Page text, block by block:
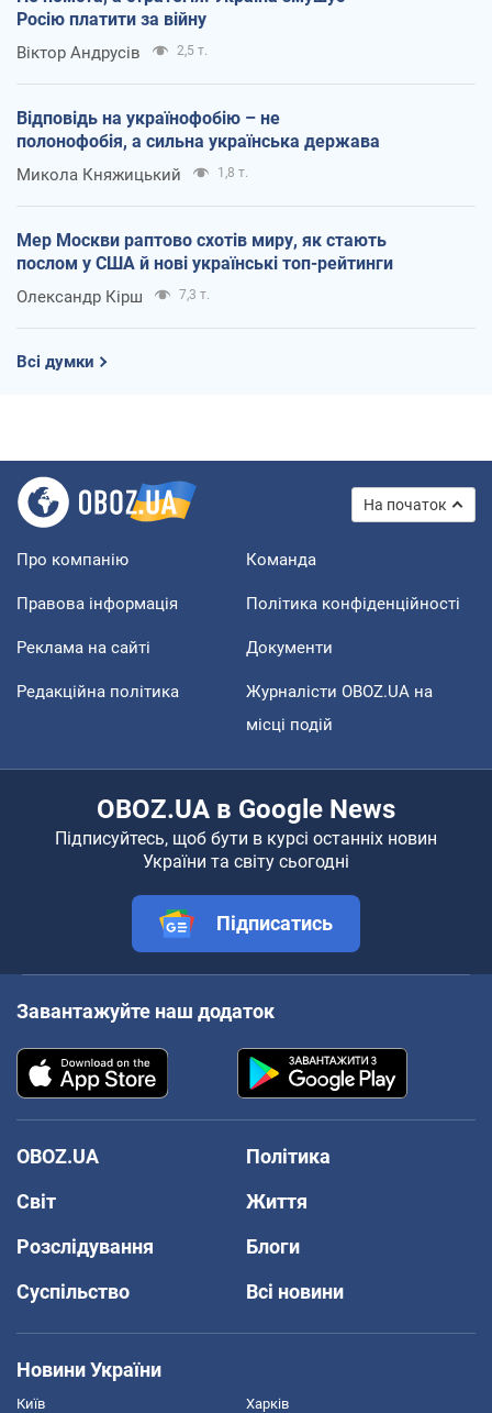
Росію платити за війну
Віктор Андрусів 2,5 т.
Відповідь на українофобію – не
полонофобія, а сильна українська держава
Микола Княжицький 1,8 т.
Мер Москви раптово схотів миру, як стають
послом у США й нові українські топ-рейтинги
Олександр Кірш 7,3 т.
Всі думки
На початок
Про компанію Команда
Правова інформація Політика конфіденційності
Реклама на сайті Документи
Редакційна політика
Журналісти OBOZ.UA на
місці подій
OBOZ.UA в Google News
Підписуйтесь, щоб бути в курсі останніх новин
України та світу сьогодні
Підписатись
Завантажуйте наш додаток
OBOZ.UA
Політика
Світ
Життя
Розслідування
Блоги
Суспільство
Всі новини
Новини України
Київ Харків